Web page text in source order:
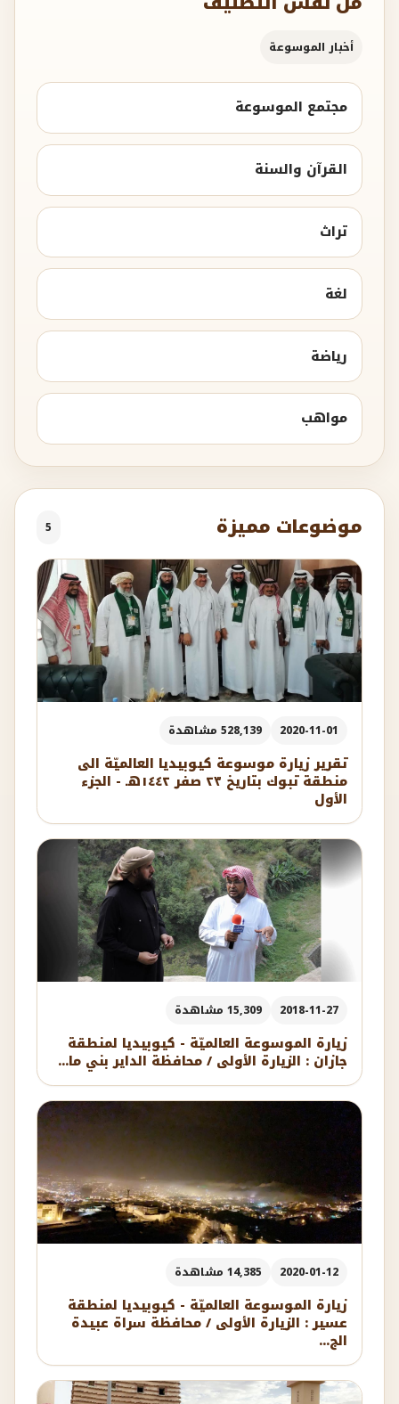
أخبار الموسوعة
مجتمع الموسوعة
القرآن والسنة
تراث
لغة
رياضة
مواهب
موضوعات مميزة 5
2020-11-01 528,139 مشاهدة
تقرير زيارة موسوعة كيوبيديا العالميّة الى
منطقة تبوك بتاريخ ٢٣ صفر ١٤٤٢هـ - الجزء
الأول
2018-11-27 15,309 مشاهدة
زيارة الموسوعة العالميّة - كيوبيديا لمنطقة
جازان : الزيارة الأولى / محافظة الداير بني ما...
2020-01-12 14,385 مشاهدة
زيارة الموسوعة العالميّة - كيوبيديا لمنطقة
عسير : الزيارة الأولى / محافظة سراة عبيدة
الج...